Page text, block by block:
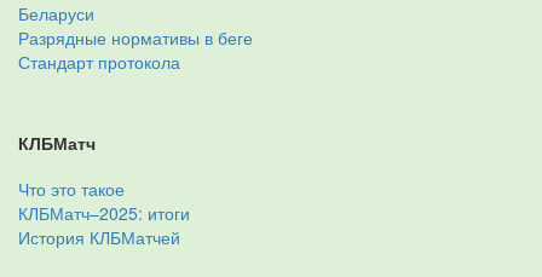
Беларуси
Разрядные нормативы в беге
Стандарт протокола
КЛБМатч
Что это такое
КЛБМатч–2025: итоги
История КЛБМатчей